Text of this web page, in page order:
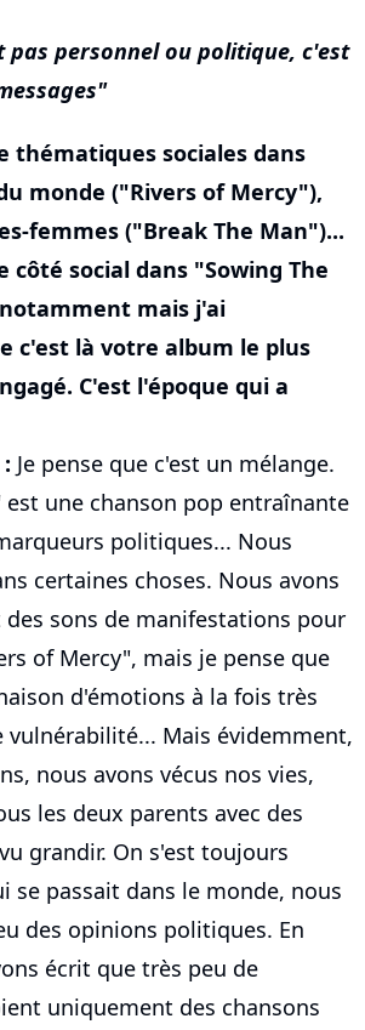
pas personnel ou politique, c'est
thématiques sociales dans
monde ("Rivers of Mercy"),
femmes ("Break The Man")...
côté social dans "Sowing The
mais j'ai
c'est là votre album le plus
C'est l'époque qui a
Je pense que c'est un mélange.
est une chanson pop entraînante
politiques... Nous
certaines choses. Nous avons
sons de manifestations pour
of Mercy", mais je pense que
d'émotions à la fois très
vulnérabilité... Mais évidemment,
nous avons vécus nos vies,
les deux parents avec des
grandir. On s'est toujours
se passait dans le monde, nous
des opinions politiques. En
écrit que très peu de
uniquement des chansons